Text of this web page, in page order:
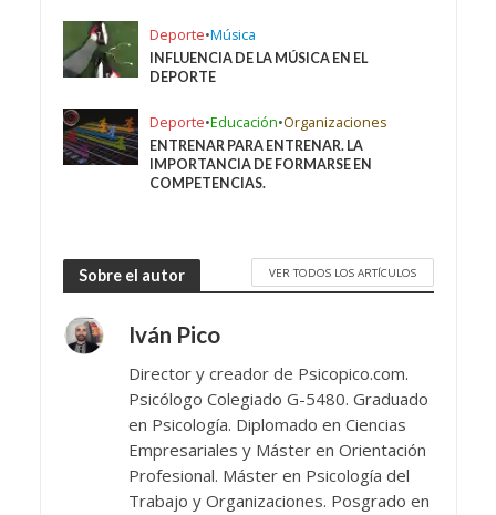
Deporte•Música
INFLUENCIA DE LA MÚSICA EN EL
DEPORTE
Deporte•Educación•Organizaciones
ENTRENAR PARA ENTRENAR. LA
IMPORTANCIA DE FORMARSE EN
COMPETENCIAS.
Sobre el autor VER TODOS LOS ARTÍCULOS
Iván Pico
Director y creador de Psicopico.com.
Psicólogo Colegiado G-5480. Graduado
en Psicología. Diplomado en Ciencias
Empresariales y Máster en Orientación
Profesional. Máster en Psicología del
Trabajo y Organizaciones. Posgrado en